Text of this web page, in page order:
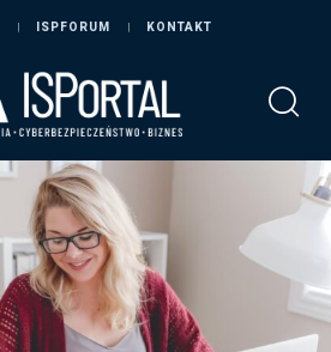
ISPFORUM KONTAKT